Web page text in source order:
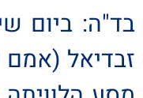
בד"ה: ביום